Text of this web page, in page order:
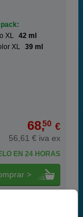
XL 42 ml
XL 39 ml
68,50 €
56,61 € iva ex
EN 24 HORAS
>